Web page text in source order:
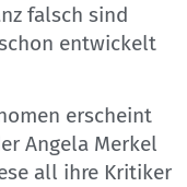
falsch sind
entwickelt
erscheint
Angela Merkel
all ihre Kritiker